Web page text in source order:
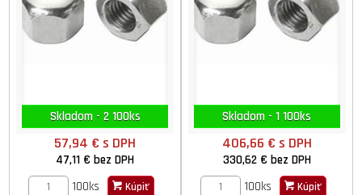
Skladom - 2 100ks
57,94 €s DPH
47,11 €bez DPH
100ks
Kúpiť
Skladom - 1 100ks
406,66 € s DPH
330,62 € bez DPH
100ks
Kúpiť